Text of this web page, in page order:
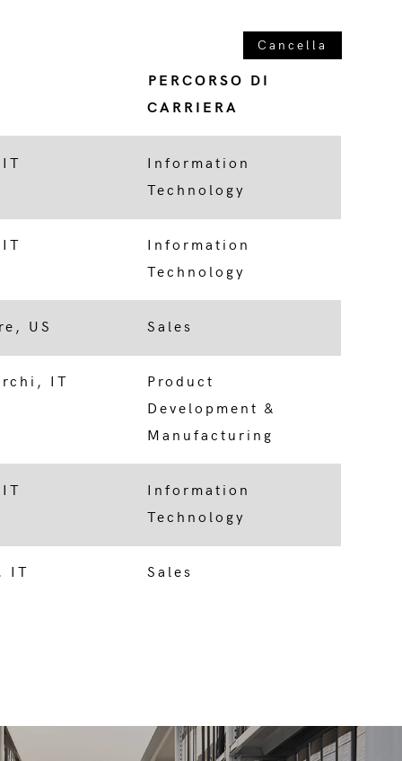
Cancella
PERCORSO DI
CARRIERA
Information
Technology
Information
Technology
US Sales
IT
Product
Development &
Manufacturing
Information
Technology
IT Sales